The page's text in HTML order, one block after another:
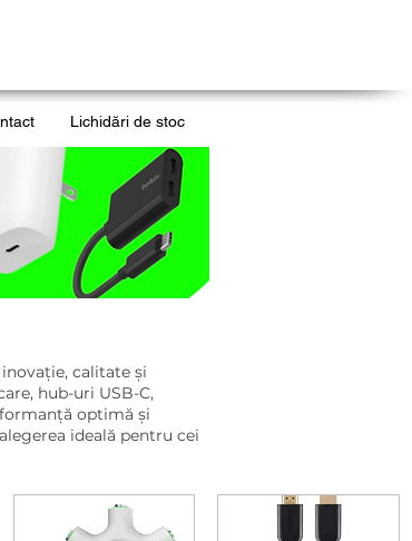
Lichidări de stoc
calitate și
hub-uri USB-C,
optimă și
ideală pentru cei